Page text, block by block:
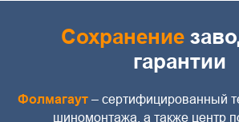
Сохранение
гарантии
Фолмагаут – сертифицированный
шиномонтажа, а также центр